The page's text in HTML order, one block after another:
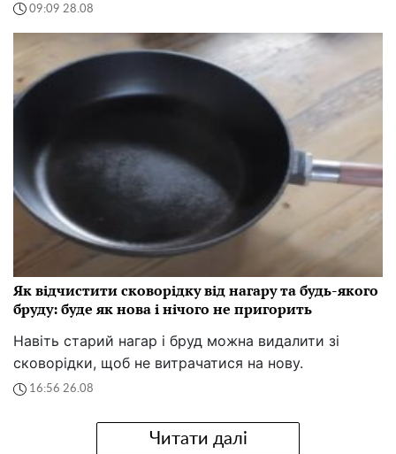
09:09 28.08
Як відчистити сковорідку від нагару та будь-якого
бруду: буде як нова і нічого не пригорить
Навіть старий нагар і бруд можна видалити зі
сковорідки, щоб не витрачатися на нову.
16:56 26.08
Читати далі